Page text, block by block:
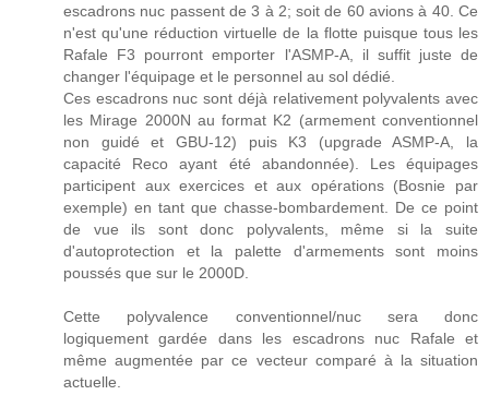
escadrons nuc passent de 3 à 2; soit de 60 avions à 40. Ce
n'est qu'une réduction virtuelle de la flotte puisque tous les
Rafale F3 pourront emporter l'ASMP-A, il suffit juste de
changer l'équipage et le personnel au sol dédié.
Ces escadrons nuc sont déjà relativement polyvalents avec
les Mirage 2000N au format K2 (armement conventionnel
non guidé et GBU-12) puis K3 (upgrade ASMP-A, la
capacité Reco ayant été abandonnée). Les équipages
participent aux exercices et aux opérations (Bosnie par
exemple) en tant que chasse-bombardement. De ce point
de vue ils sont donc polyvalents, même si la suite
d'autoprotection et la palette d'armements sont moins
poussés que sur le 2000D.
Cette polyvalence conventionnel/nuc sera donc
logiquement gardée dans les escadrons nuc Rafale et
même augmentée par ce vecteur comparé à la situation
actuelle.